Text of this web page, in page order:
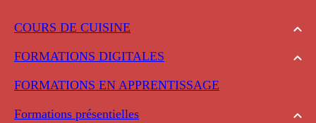
COURS DE CUISINE
FORMATIONS DIGITALES
FORMATIONS EN APPRENTISSAGE
Formations présentielles